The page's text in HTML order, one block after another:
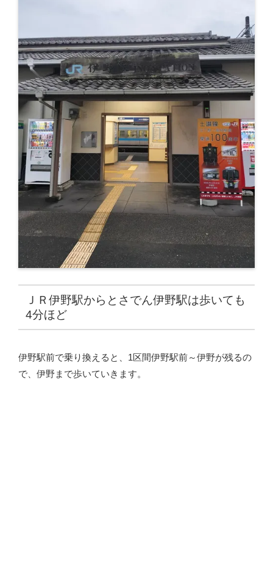
ＪＲ伊野駅からとさでん伊野駅は歩いても
4分ほど
伊野駅前で乗り換えると、1区間伊野駅前～伊野が残るの
で、伊野まで歩いていきます。